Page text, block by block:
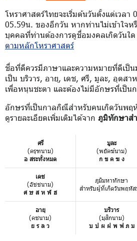
โหราศาสตร์ไทยจะเริ่มต้นวันตั้งแต่เวลา
05.59น. ของอีกวัน หากท่านไม่เข้าใจห
บุคคลที่ท่านต้องการดูชื่อมงคลเกิดวันใด
ตามหลักโหราศาสตร์
ชื่อที่ดีควรมีภาษาและความหมายที่ดีเป็
เป็น บริวาร, อายุ, เดช, ศรี, มูละ, อุตสา
เพื่อหนุนชะตา และต้องไม่มีอักษรที่เป็น
อักษรที่เป็นกาลกิณีสำหรับคนเกิดวันพ
ดูรายละเอียดเพิ่มเติมได้จาก ภูมิทักษาส
ศรี
(ครุฑนาม)
อ สระทั้งหมด
มูละ
(พยัคฆ์นาม)
ก ข ค ฆ ง
เดช
(อัชชนาม)
ศ ษ ส ห ฬ ฮ
ภูมิมหาทักษา
สำหรับผู้ที่เกิดวันพฤหั
อายุ
(คชนาม)
ย ร ล ว
บริวาร
(มุสิกนาม)
บ ป ผ ฝ พ ฟ ภ ม